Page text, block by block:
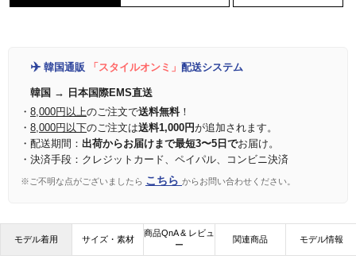
✈️ 韓国通販 「スタイルオンミ」 配送システム
韓国 → 日本国際EMS直送
・ 8,000円以上のご注文で送料無料！
・ 8,000円以下のご注文は送料1,000円が追加されます。
・配送期間： 出荷からお届けまで最短3〜5日でお届け。
・決済手段：クレジットカード、ペイパル、コンビニ決済
※ご不明な点がございましたら こちら からお問い合わせください。
モデル着用 サイズ・素材
商品QnA & レビュ
ー
関連商品 モデル情報